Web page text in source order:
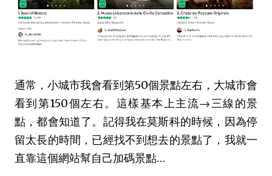
通常，小城市我會看到第50個景點左右，大城市會
看到第150個左右。這樣基本上主流→三線的景
點，都會知道了。記得我在莫斯科的時候，因為停
留太長的時間，已經找不到想去的景點了，我就一
直靠這個網站幫自己加碼景點…